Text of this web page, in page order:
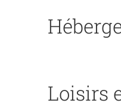
Loisirs